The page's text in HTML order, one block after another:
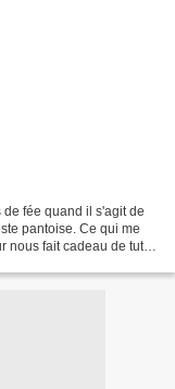
fée quand il s'agit de
pantoise. Ce qui me
fait cadeau de tutos